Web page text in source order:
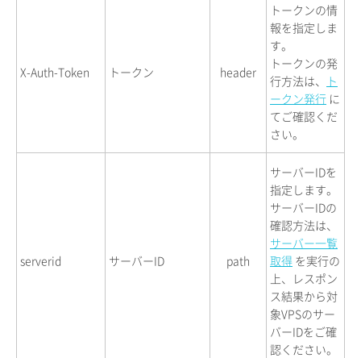
X-Auth-Token トークン header
トークンの情
報を指定しま
す。
トークンの発
行方法は、
ト
ークン発行 に
てご確認くだ
さい。
serverid サーバーID path
サーバーIDを
指定します。
サーバーIDの
確認方法は、
サーバー一覧
取得 を実行の
上、レスポン
ス結果から対
象VPSのサー
バーIDをご確
認ください。